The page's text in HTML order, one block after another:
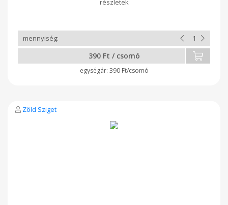
390 Ft / csomó
390 Ft/csomó
Zöld Sziget